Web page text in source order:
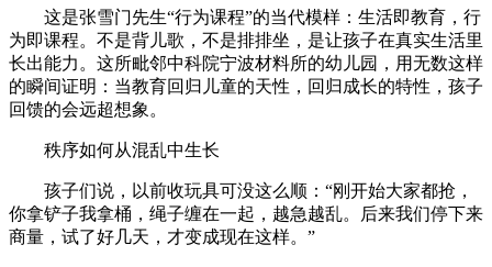
这是张雪门先生“行为课程”的当代模样：生活即教育，行
为即课程。不是背儿歌，不是排排坐，是让孩子在真实生活里
长出能力。这所毗邻中科院宁波材料所的幼儿园，用无数这样
的瞬间证明：当教育回归儿童的天性，回归成长的特性，孩子
回馈的会远超想象。
秩序如何从混乱中生长
孩子们说，以前收玩具可没这么顺：“刚开始大家都抢，
你拿铲子我拿桶，绳子缠在一起，越急越乱。后来我们停下来
商量，试了好几天，才变成现在这样。”